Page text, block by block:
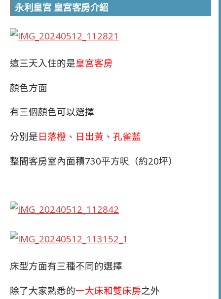
永利皇宮 皇宮客房介紹
這三天入住的是皇宮客房
顏色方面
有三個顏色可以選擇
分別是日落橙、日出黃、孔雀藍
整間客房室內面積730平方呎（約20坪）
床型方面有三種不同的選擇
除了大家熟悉的一大床和雙床房之外